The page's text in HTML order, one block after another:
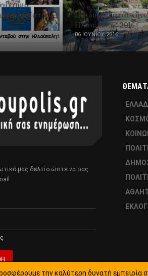
Θέατρο
Παιδικές
Ηλιούπολης 2016
06 ΙΟΥΝΊΟΥ 2016
μας δελτίο ώστε να σας
την καλύτερη δυνατή